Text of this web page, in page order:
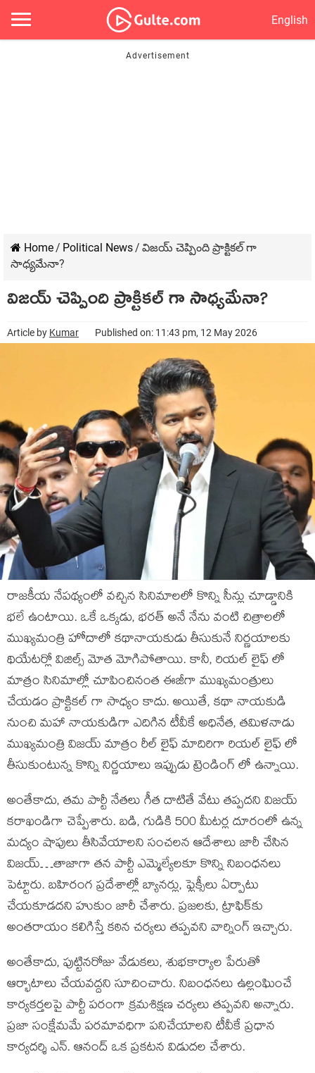
English
Home/ Political News/ విజయ్ చెప్పింది ప్రాక్టికల్ గా
సాధ్యమేనా?
విజయ్ చెప్పింది ప్రాక్టికల్ గా సాధ్యమేనా?
Article by Kumar Published on: 11:43 pm, 12 May 2026
రాజకీయ నేపథ్యంలో వచ్చిన సినిమాలలో కొన్ని సీన్లు చూడ్డానికి
భలే ఉంటాయి. ఒకే ఒక్కడు, భరత్ అనే నేను వంటి చిత్రాలలో
ముఖ్యమంత్రి హోదాలో కథానాయకుడు తీసుకునే నిర్ణయాలకు
థియేటర్లో విజిల్స్ మోత మోగిపోతాయి. కానీ, రియల్ లైఫ్ లో
మాత్రం సినిమాల్లో చూపించినంత ఈజీగా ముఖ్యమంత్రులు
చేయడం ప్రాక్టికల్ గా సాధ్యం కాదు. అయితే, కథా నాయకుడి
నుంచి మహా నాయకుడిగా ఎదిగిన టీవీకే అధినేత, తమిళనాడు
ముఖ్యమంత్రి విజయ్ మాత్రం రీల్ లైఫ్ మాదిరిగా రియల్ లైఫ్ లో
తీసుకుంటున్న కొన్ని నిర్ణయాలు ఇప్పుడు ట్రెండింగ్ లో ఉన్నాయి.
అంతేకాదు, తమ పార్టీ నేతలు గీత దాటితే వేటు తప్పదని విజయ్
కరాఖండిగా చెప్పేశారు. బడి, గుడికి 500 మీటర్ల దూరంలో ఉన్న
మద్యం షాపులు తీసివేయాలని సంచలన ఆదేశాలు జారీ చేసిన
విజయ్…తాజాగా తన పార్టీ ఎమ్మెల్యేలకూ కొన్ని నిబంధనలు
పెట్టారు. బహిరంగ ప్రదేశాల్లో బ్యానర్లు, ఫ్లెక్సీలు ఏర్పాటు
చేయకూడదని హుకుం జారీ చేశారు. ప్రజలకు, ట్రాఫిక్‌కు
అంతరాయం కలిగిస్తే కఠిన చర్యలు తప్పవని వార్నింగ్ ఇచ్చారు.
అంతేకాదు, పుట్టినరోజు వేడుకలు, శుభకార్యాల పేరుతో
ఆర్భాటాలు చేయవద్దని సూచించారు. నిబంధనలు ఉల్లంఘించే
కార్యకర్తలపై పార్టీ పరంగా క్రమశిక్షణ చర్యలు తప్పవని అన్నారు.
ప్రజా సంక్షేమమే పరమావధిగా పనిచేయాలని టీవీకే ప్రధాన
కార్యదర్శి ఎన్. ఆనంద్ ఒక ప్రకటన విడుదల చేశారు.